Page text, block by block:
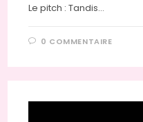
Le pitch : Tandis…
0 COMMENTAIRE